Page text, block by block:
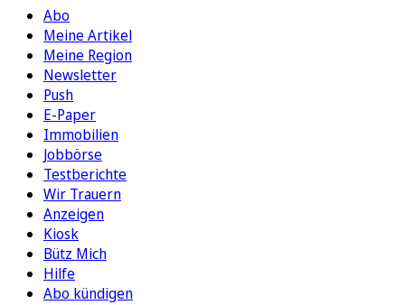
Abo
Meine Artikel
Meine Region
Newsletter
Push
E-Paper
Immobilien
Jobbörse
Testberichte
Wir Trauern
Anzeigen
Kiosk
Bütz Mich
Hilfe
Abo kündigen